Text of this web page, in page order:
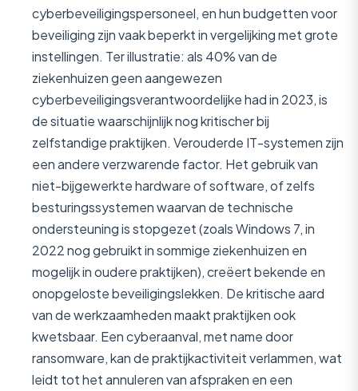
cyberbeveiligingspersoneel, en hun budgetten voor
beveiliging zijn vaak beperkt in vergelijking met grote
instellingen. Ter illustratie: als 40% van de
ziekenhuizen geen aangewezen
cyberbeveiligingsverantwoordelijke had in 2023, is
de situatie waarschijnlijk nog kritischer bij
zelfstandige praktijken. Verouderde IT-systemen zijn
een andere verzwarende factor. Het gebruik van
niet-bijgewerkte hardware of software, of zelfs
besturingssystemen waarvan de technische
ondersteuning is stopgezet (zoals Windows 7, in
2022 nog gebruikt in sommige ziekenhuizen en
mogelijk in oudere praktijken), creëert bekende en
onopgeloste beveiligingslekken. De kritische aard
van de werkzaamheden maakt praktijken ook
kwetsbaar. Een cyberaanval, met name door
ransomware, kan de praktijkactiviteit verlammen, wat
leidt tot het annuleren van afspraken en een